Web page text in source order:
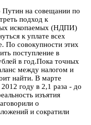
на совещании по
подход к
ископаемых (НДПИ)
к уплате всех
По совокупности этих
поступление в
в год.Пока точных
между налогом и
найти. В марте
году в 2,1 раза - до
изъятия
о
и сократили